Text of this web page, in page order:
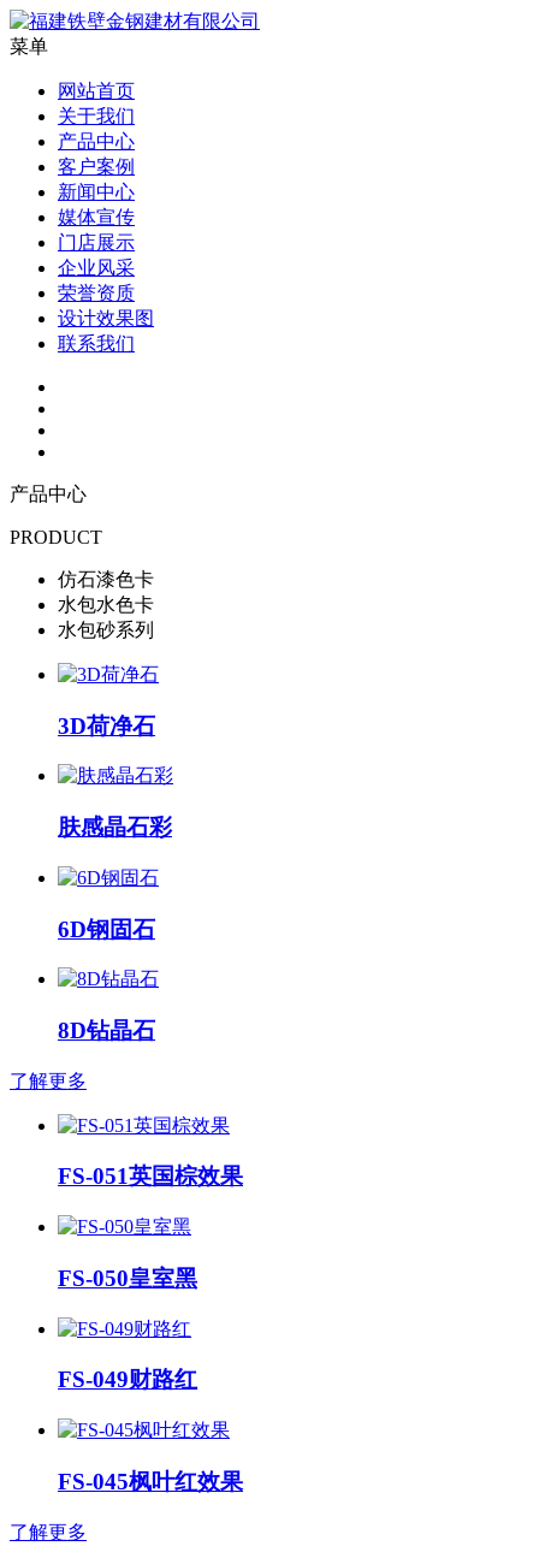
菜单
网站首页
关于我们
产品中心
客户案例
新闻中心
媒体宣传
门店展示
企业风采
荣誉资质
设计效果图
联系我们
产品中心
PRODUCT
仿石漆色卡
水包水色卡
水包砂系列
3D荷净石
肤感晶石彩
6D钢固石
8D钻晶石
了解更多
FS-051英国棕效果
FS-050皇室黑
FS-049财路红
FS-045枫叶红效果
了解更多